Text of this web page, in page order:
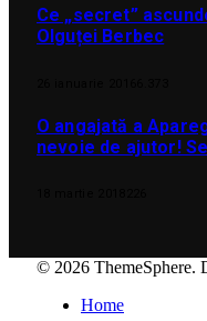
Ce „secret”
Olguței Berbec
O angajată a
nevoie de ajutor!
© 2026 ThemeSphere.
Home